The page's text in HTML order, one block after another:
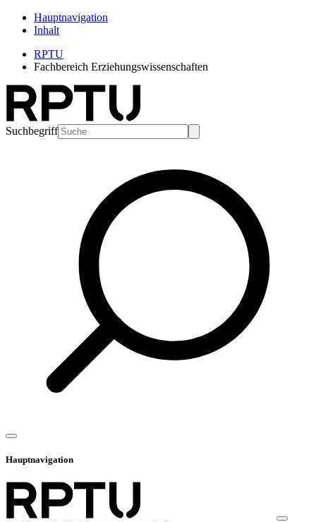
Hauptnavigation
Inhalt
RPTU
Fachbereich Erziehungswissenschaften
Suchbegriff
Hauptnavigation